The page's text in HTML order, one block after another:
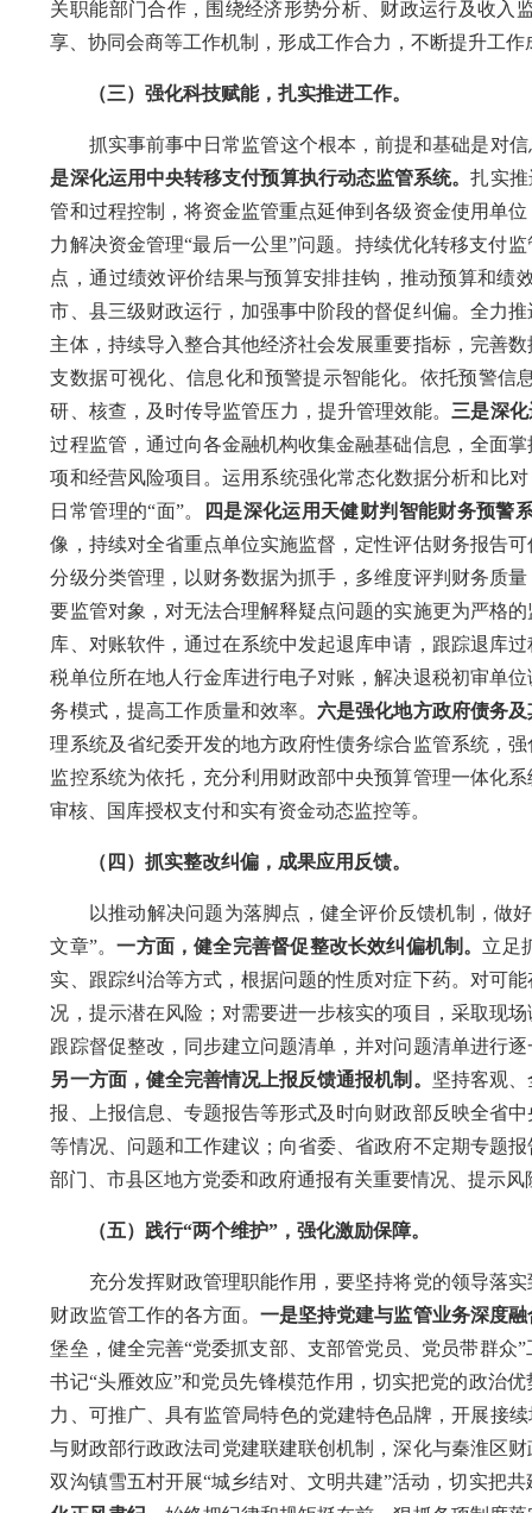
关职能部门合作，围绕经济形势分析、财政运行及收入
享、协同会商等工作机制，形成工作合力，不断提升工作
（三）强化科技赋能，扎实推进工作。
抓实事前事中日常监管这个根本，前提和基础是对
是深化运用中央转移支付预算执行动态监管系统。扎实
管和过程控制，将资金监管重点延伸到各级资金使用单
力解决资金管理“最后一公里”问题。持续优化转移支付
点，通过绩效评价结果与预算安排挂钩，推动预算和绩
市、县三级财政运行，加强事中阶段的督促纠偏。 全力推
主体，持续导入整合其他经济社会发展重要指标，完善
支数据可视化、信息化和预警提示智能化。依托预警信
研、核查，及时传导监管压力，提升管理效能。 三是深
过程监管，通过向各金融机构收集金融基础信息，全面
项和经营风险项目。运用系统强化常态化数据分析和比
日常管理的“面”。
四是深化运用天健财判智能财务预警
像，持续对全省重点单位实施监督，定性评估财务报告
分级分类管理 ，以财务数据为抓手，多维度评判财务质
要监管对象，对无法合理解释疑点问题的实施更为严格
库、对账软件，通过在系统中发起退库申请，跟踪退库
税单位所在地人行金库进行电子对账，解决退税初审单
务模式，提高工作质量和效率。六是强化地方政府债务及
理系统及省纪委开发的地方政府性债务综合监管系统，
监控系统为依托，充分利用财政部中央预算管理一体化
审核、国库授权支付和实有资金动态监控等。
（四）抓实整改纠偏，成果应用反馈。
以推动解决问题为落脚点，健全评价反馈机制，做好
文章”。一方面，健全完善督促整改长效纠偏机制。 立足
实、跟踪纠治等方式，根据问题的性质对症下药。对可
况，提示潜在风险；对需要进一步核实的项目，采取现
跟踪督促整改，同步建立问题清单，并对问题清单进行
另一方面，健全完善情况上报反馈通报机制。 坚持客观
报、上报信息、专题报告等形式及时向财政部反映全省中
等情况、问题和工作建议；向省委、省政府不定期专题
部门、市县区地方党委和政府通报有关重要情况、提示
（五）践行“两个维护”，强化激励保障。
充分发挥财政管理职能作用，要坚持将党的领导落
财政监管工作的各方面。一是坚持党建与监管业务深度融
堡垒，健全完善“党委抓支部、支部管党员、党员带群众
书记“头雁效应”和党员先锋模范作用，切实把党的政治
力、可推广、具有监管局特色的党建特色品牌，开展接续
与财政部行政政法司党建联建联创机制，深化与秦淮区
双沟镇雪五村开展“城乡结对、文明共建”活动，切实把